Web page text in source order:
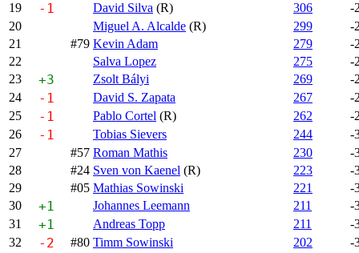
19
-1 David Silva (R) 306
-
20
Miguel A. Alcalde (R) 299
-
21
#79 Kevin Adam 279
-
22
Salva Lopez 275
-
23
+3 Zsolt Bályi 269
-
24
-1 David S. Zapata 267
-
25
-1 Pablo Cortel (R) 262
-
26
-1 Tobias Sievers 244
-
27
#57 Roman Mathis 230
-
28
#24 Sven von Kaenel (R) 223
-
29
#05 Mathias Sowinski 221
-
30
+1 Johannes Leemann 211
-
31
+1 Andreas Topp 211
-
32
-2 #80 Timm Sowinski 202
-